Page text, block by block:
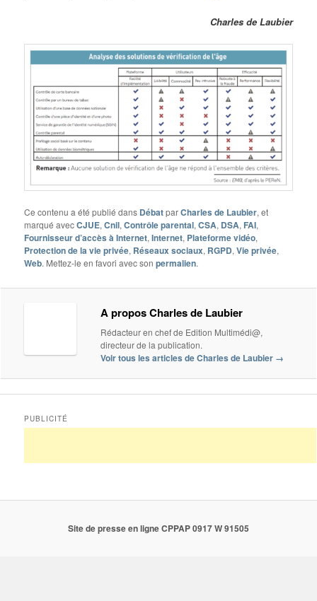
Charles de Laubier
Ce contenu a été publié dans DébatparCharles de Laubier, et
marqué avecCJUE,Cnil,Contrôle parental,CSA, DSA, FAI,
Fournisseur d’accès à Internet,Internet, Plateforme vidéo,
Protection de la vie privée, Réseaux sociaux, RGPD,Vie privée,
Web. Mettez-le en favori avec sonpermalien.
A propos Charles de Laubier
Rédacteur en chef de Edition Multimédi@,
directeur de la publication.
Voir tous les articles de Charles de Laubier →
PUBLICITÉ
Site de presse en ligne CPPAP 0917 W 91505